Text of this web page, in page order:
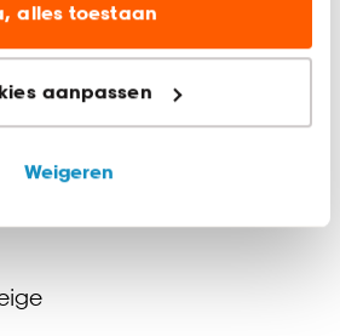
voor jou en al onze andere
(optioneel) laten jou
en aanbiedingen zien op
te accepteren. Je kunt er ook
alles toestaan
aanpassen
Weigeren